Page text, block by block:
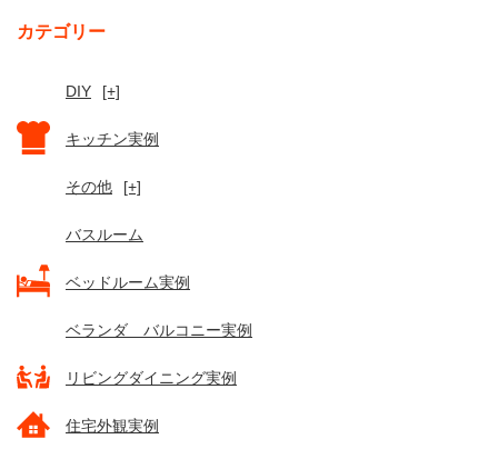
カテゴリー
DIY [+]
キッチン実例
その他 [+]
バスルーム
ベッドルーム実例
ベランダ バルコニー実例
リビングダイニング実例
住宅外観実例